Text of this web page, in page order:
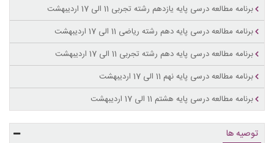
برنامه مطالعه درسی پایه یازدهم رشته تجربی 11 الی 17 اردیبهشت
برنامه مطالعه درسی پایه دهم رشته ریاضی 11 الی 17 اردیبهشت
برنامه مطالعه درسی پایه دهم رشته تجربی 11 الی 17 اردیبهشت
برنامه مطالعه درسی پایه نهم 11 الی 17 اردیبهشت
برنامه مطالعه درسی پایه هشتم 11 الی 17 اردیبهشت
توصیه ها